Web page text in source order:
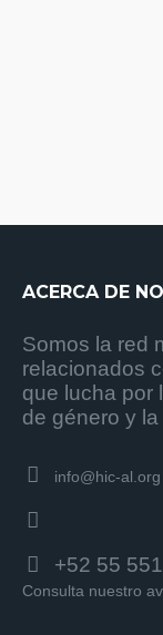
ACERCA DE
Somos la red
relacionados
que lucha por
de género y
info@hic-al.org
+52 55
Consulta nuestro